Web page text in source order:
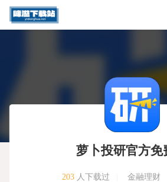
萝卜投研官方免
203人下载过 金融理财